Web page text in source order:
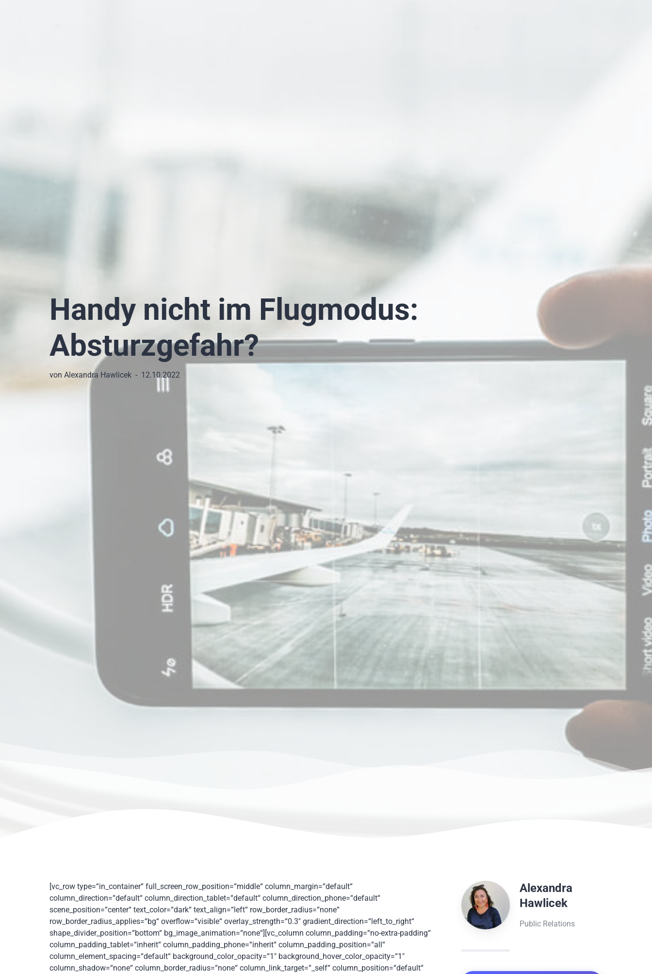
Handy nicht im Flugmodus:
Absturzgefahr?
von Alexandra Hawlicek 12.10.2022
[vc_row type=“in_container“ full_screen_row_position=“middle“ column_margin=“default“
column_direction=“default“ column_direction_tablet=“default“ column_direction_phone=“default“
scene_position=“center“ text_color=“dark“ text_align=“left“ row_border_radius=“none“
row_border_radius_applies=“bg“ overflow=“visible“ overlay_strength=“0.3″ gradient_direction=“left_to_right“
shape_divider_position=“bottom“ bg_image_animation=“none“][vc_column column_padding=“no-extra-padding“
column_padding_tablet=“inherit“ column_padding_phone=“inherit“ column_padding_position=“all“
column_element_spacing=“default“ background_color_opacity=“1″ background_hover_color_opacity=“1″
column_shadow=“none“ column_border_radius=“none“ column_link_target=“_self“ column_position=“default“
Alexandra
Hawlicek
Public Relations